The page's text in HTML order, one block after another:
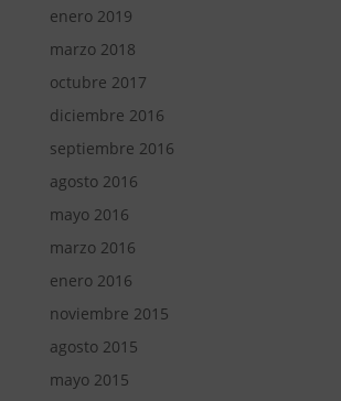
enero 2019
marzo 2018
octubre 2017
diciembre 2016
septiembre 2016
agosto 2016
mayo 2016
marzo 2016
enero 2016
noviembre 2015
agosto 2015
mayo 2015